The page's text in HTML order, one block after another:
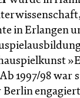
in Erlangen
1997/98 war